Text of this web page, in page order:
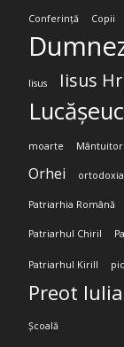
Conferință Copii
Iisus Iisus
moarte
Orhei ortodoxia
Patriarhia Română
Patriarhul Chiril
Patriarhul Kirill
Preot
Școală